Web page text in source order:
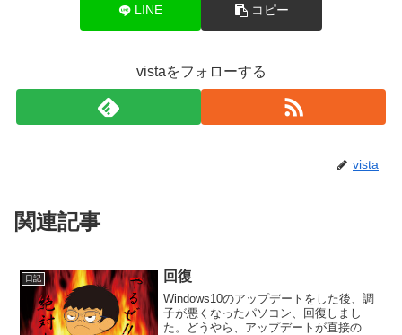
LINE コピー
vistaをフォローする
vista
関連記事
日記 回復
Windows10のアップデートをした後、調
子が悪くなったパソコン、回復しまし
た。どうやら、アップデートが直接の原